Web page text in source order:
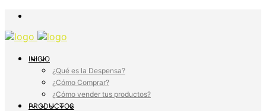
INICIO
¿Qué es la Despensa?
¿Cómo Comprar?
¿Cómo vender tus productos?
PRODUCTOS